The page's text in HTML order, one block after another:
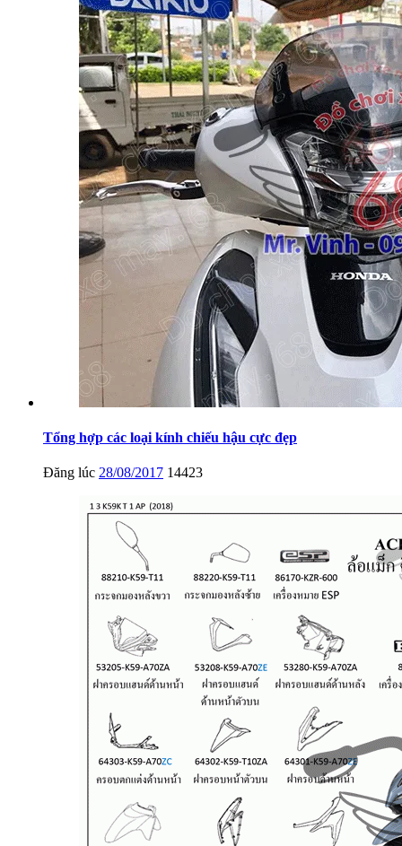
Tổng hợp các loại kính chiếu hậu cực đẹp
Đăng lúc 28/08/2017 14423